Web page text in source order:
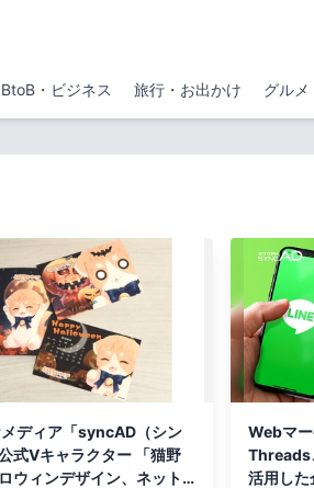
BtoB・ビジネス 旅行・お出かけ グルメ
ディア「syncAD（シン
式Vキャラクター 「猫野
ウィンデザイン、ネット
Webマ
Threads
活用した